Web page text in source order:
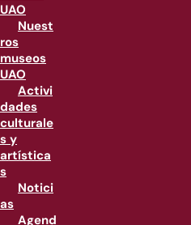
UAO
Nuest
ros
museos
UAO
Activi
dades
culturale
s y
artística
s
Notici
as
Agend